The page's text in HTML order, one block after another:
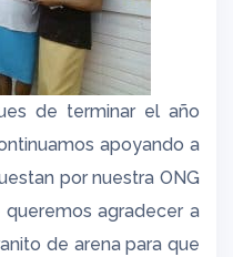
de terminar el año
apoyando a
por nuestra ONG
agradecer a
de arena para que